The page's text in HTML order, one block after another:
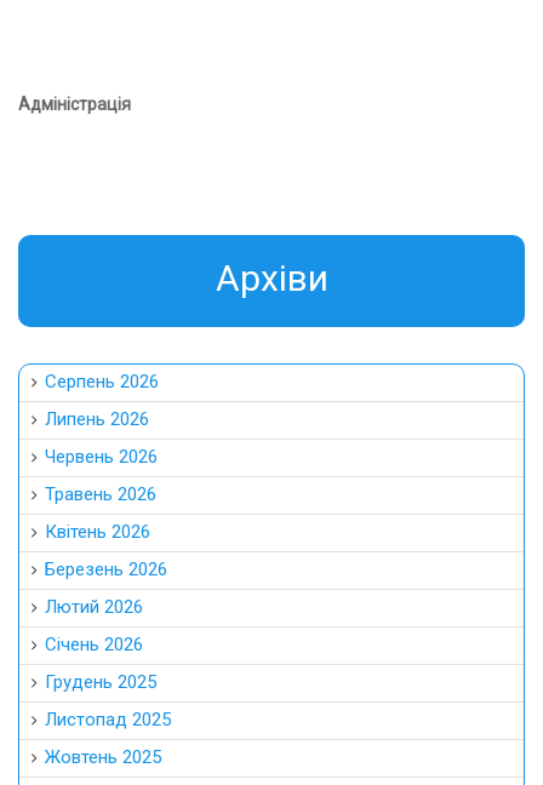
Адміністрація
Aрхіви
Серпень 2026
Липень 2026
Червень 2026
Травень 2026
Квітень 2026
Березень 2026
Лютий 2026
Січень 2026
Грудень 2025
Листопад 2025
Жовтень 2025